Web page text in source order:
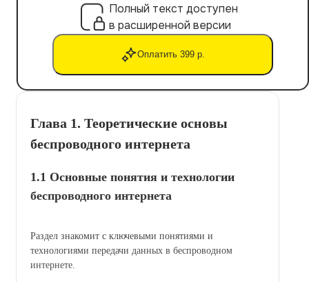
Полный текст доступен
в расширенной версии
Оплатить 399 р.
Глава 1. Теоретические основы
беспроводного интернета
1.1 Основные понятия и технологии
беспроводного интернета
Раздел знакомит с ключевыми понятиями и
технологиями передачи данных в беспроводном
интернете.